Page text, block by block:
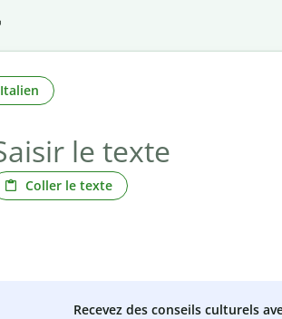
Coller le texte
Italien
Recevez des conseils culturels